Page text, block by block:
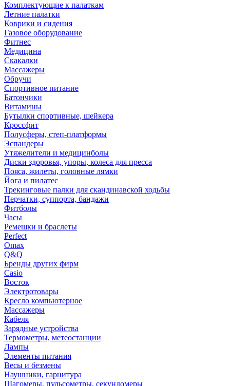
Комплектующие к палаткам
Летние палатки
Коврики и сидения
Газовое оборудование
Фитнес
Медицина
Скакалки
Массажеры
Обручи
Спортивное питание
Батончики
Витамины
Бутылки спортивные, шейкера
Кроссфит
Полусферы, степ-платформы
Эспандеры
Утяжелители и медицинболы
Диски здоровья, упоры, колеса для пресса
Пояса, жилеты, головные лямки
Йога и пилатес
Трекинговые палки для скандинавской ходьбы
Перчатки, суппорта, бандажи
Фитболы
Часы
Ремешки и браслеты
Perfect
Omax
Q&Q
Бренды других фирм
Casio
Восток
Электротовары
Кресло компьютерное
Массажеры
Кабеля
Зарядные устройства
Термометры, метеостанции
Лампы
Элементы питания
Весы и безмены
Наушники, гарнитура
Шагомеры, пульсометры, секундомеры